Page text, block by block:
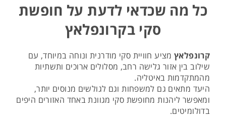
כל מה שכדאי לדעת על חופשת
סקי בקרונפלאץ
קרונפלאץ מציע חוויית סקי מודרנית ונוחה במיוחד, עם
שילוב בין אזור גלישה רחב, מסלולים ארוכים ותשתיות
מהמתקדמות באיטליה.
היעד מתאים גם למשפחות וגם לגולשים מנוסים יותר,
ומאפשר ליהנות מחופשת סקי מגוונת באחד האזורים היפים
בדולומיטים.